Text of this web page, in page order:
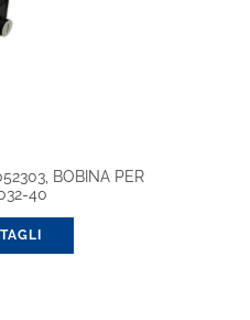
BOBINA PER
40